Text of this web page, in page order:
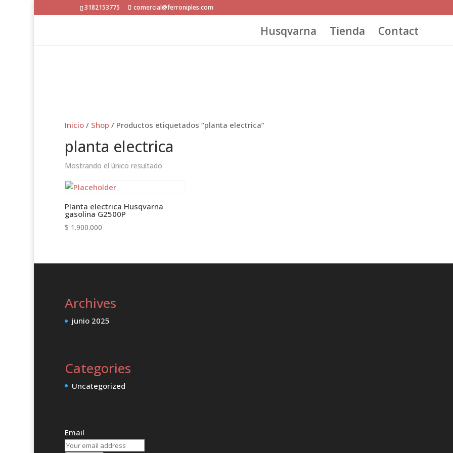
3182153775 comercial@ferroniples.com
Husqvarna Tienda Contact
Inicio/ Shop / Productos etiquetados “planta electrica”
planta electrica
Mostrando el único resultado
Planta electrica Husqvarna
gasolina G2500P
$ 1.900.000
Archives
junio 2025
Categories
Uncategorized
Email